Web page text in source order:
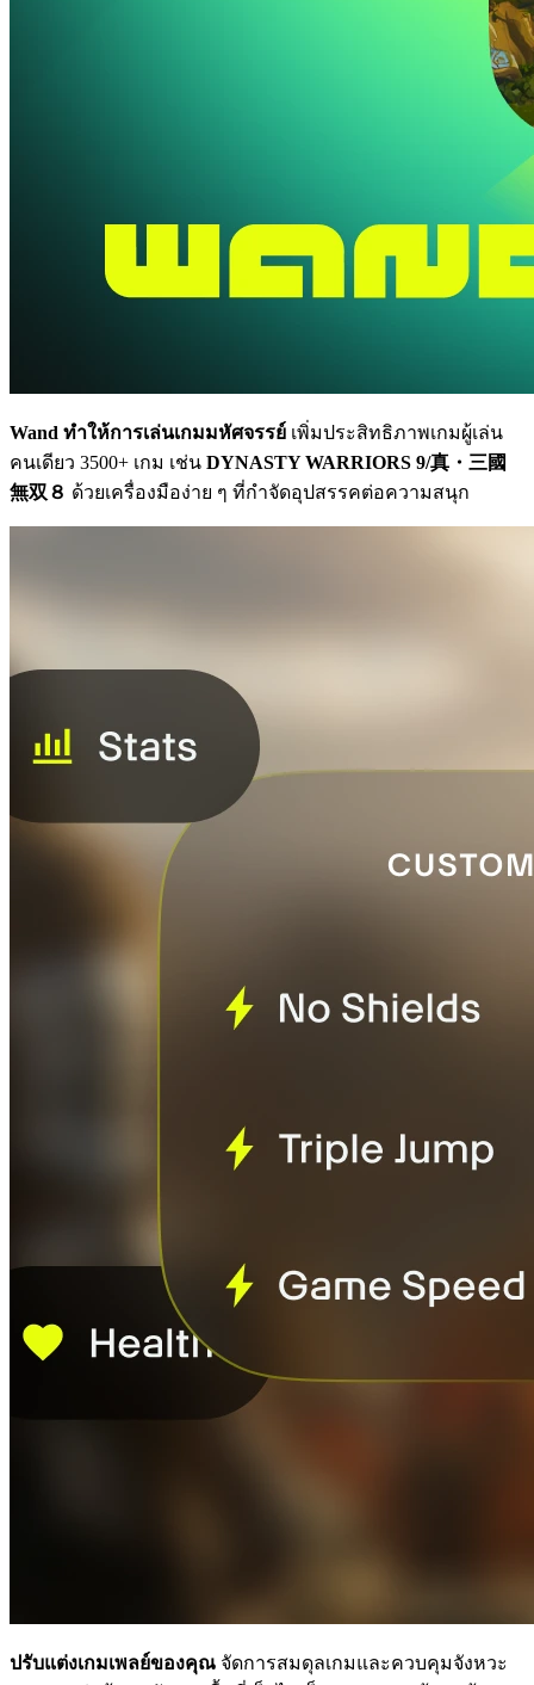
Wand ทำให้การเล่นเกมมหัศจรรย์ เพิ่มประสิทธิภาพเกมผู้เล่น
คนเดียว 3500+ เกม เช่น DYNASTY WARRIORS 9/真・三國
無双８ ด้วยเครื่องมือง่าย ๆ ที่กำจัดอุปสรรคต่อความสนุก
ปรับแต่งเกมเพลย์ของคุณ จัดการสมดุลเกมและควบคุมจังหวะ